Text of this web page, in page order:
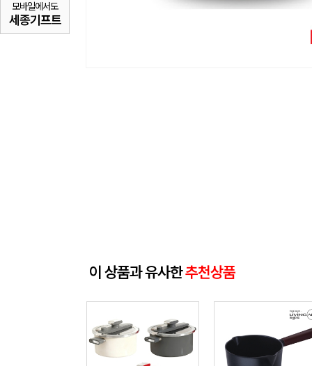
모바일에서도
세종기프트
이 상품과 유사한추천상품